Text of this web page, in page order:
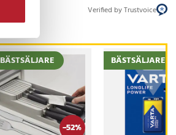
Verified by Trustvoice
-52%
BÄSTSÄLJARE BÄSTSÄLJARE